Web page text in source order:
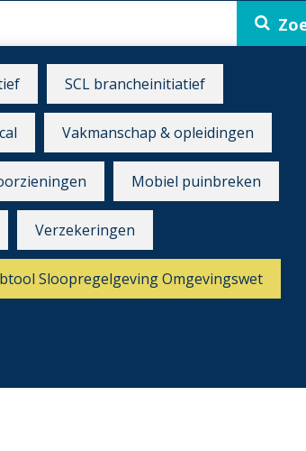
SCL brancheinitiatief
Vakmanschap & opleidingen
Mobiel puinbreken
Verzekeringen
Sloopregelgeving Omgevingswet